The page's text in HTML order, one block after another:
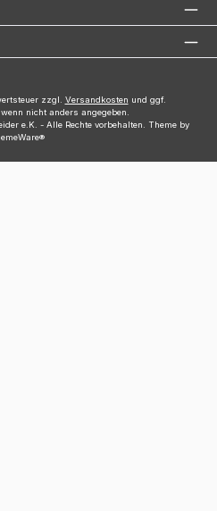
zzgl. Versandkosten und ggf.
nicht anders angegeben.
e.K. - Alle Rechte vorbehalten. Theme by